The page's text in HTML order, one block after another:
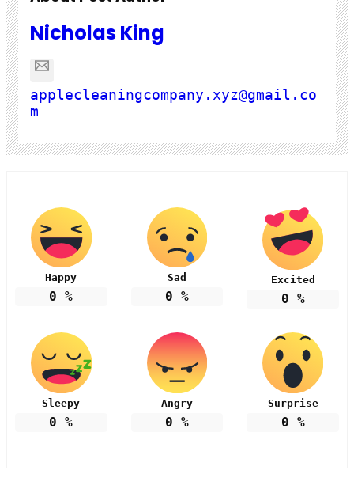
Nicholas King
applecleaningcompany.xyz@gmail.co
m
Happy
0 %
Sad
0 %
Excited
0 %
Sleepy
0 %
Angry
0 %
Surprise
0 %